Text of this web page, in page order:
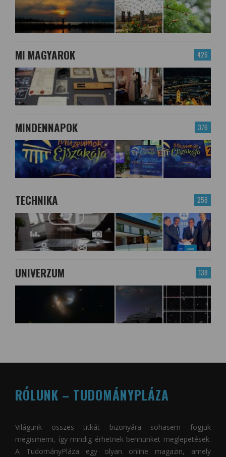
426
MI MAGYAROK
376
MINDENNAPOK
256
TECHNIKA
138
UNIVERZUM
RÓLUNK – TUDOMÁNYPLÁZA
Világunk összes titkát bizonyára sohasem fogjuk
megismerni, így mindig érhetnek bennünket meglepetések.
A TudományPláza egy olyan online magazin, amely